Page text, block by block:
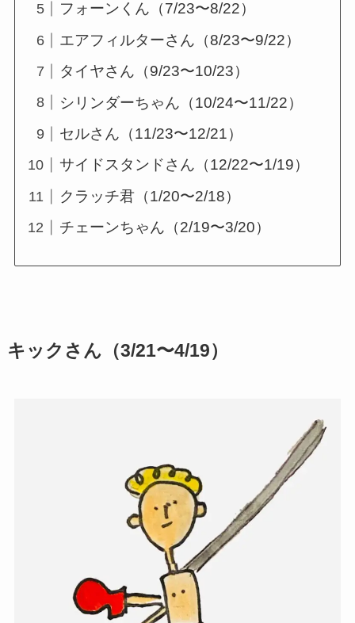
フォーンくん（7/23〜8/22）
エアフィルターさん（8/23〜9/22）
タイヤさん（9/23〜10/23）
シリンダーちゃん（10/24〜11/22）
セルさん（11/23〜12/21）
サイドスタンドさん（12/22〜1/19）
クラッチ君（1/20〜2/18）
チェーンちゃん（2/19〜3/20）
キックさん（3/21〜4/19）